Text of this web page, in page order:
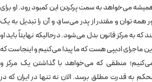
می‌خواهد به سمت پرکردن این کمبود رود. او برای
همه توان و مقتدر از پدر می‌سازد و آن را تبدیل به یک
به مرکز قانون بدل می‌شود. درحالیکه نهایتاً باید او
ماجرای ادیپی هست که ما پیدا می‌کنیم و اینجاست که
منطقی که می‌خواهد با گذاشتن یک مرکز و
به قدرت مطلق برسد. الان نه تنها در ایران که در